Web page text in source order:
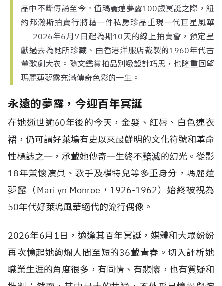
品中不斷傳誦至今。值瑪麗蓮夢露100歲冥誕之際，紐
約邦瀚斯拍賣行將藉一件私房珍品重現一代巨星風華
——2026年6月7日起為期10天的線上拍賣會，預定呈
獻過去為她所珍藏、由香港洋服店裁製的1960年代古
董歌劇大衣。隨文鑑賞拍品別緻設計巧思，也隆重回望
瑪麗蓮夢露充滿傳奇色彩的一生。
永遠的夢露，今迎百年冥誕
在她逝世逾60年後的今天，金髮、紅唇、白色連衣
裙，仍可謂好萊塢有史以來最鮮明的文化符號和革命
性標誌之一，承載她傳奇一生終不黯滅的幻光。從影
18年兼懷演員、歌手及模特兒等多重身分，瑪麗蓮
夢露（Marilyn Monroe，1926-1962）始終被視為
50年代好萊塢風華絕代的流行偶像。
2026年6月1日，適逢其百年冥誕，媒體和大眾紛紛
再次憶起她絢爛人間至短的36載青春。切入評析她
職業生涯的角度很多，有同情、有悲懷，也有質疑和